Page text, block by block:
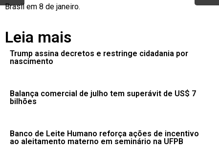
Brasil em 8 de janeiro.
Leia mais
Trump assina decretos e restringe cidadania por
nascimento
Balança comercial de julho tem superávit de US$ 7
bilhões
Banco de Leite Humano reforça ações de incentivo
ao aleitamento materno em seminário na UFPB